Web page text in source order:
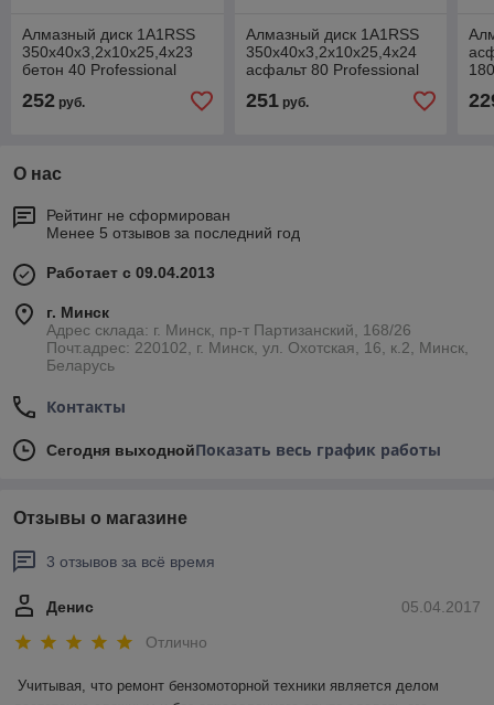
Алмазный диск 1A1RSS
350х40х3,2х10х25,4х23
бетон 40 Professional
252 руб.
Алмазный диск 1A1RSS
350х40х3,2х10х25,4х24
асфальт 80 Professional
251руб.
О нас
Рейтинг не сформирован
Менее 5 отзывов за последний год
Работает с 09.04.2013
г. Минск
Адрес склада: г. Минск, пр-т Партизанский, 168/26
Почт.адрес: 220102, г. Минск, ул. Охотская, 16, к.2, Минск,
Беларусь
Контакты
Сегодня выходнойПоказать весь график работы
Отзывы о магазине
3 отзывов за всё время
05.04.2017
Денис
Отлично
Учитывая, что ремонт бензомоторной техники является делом